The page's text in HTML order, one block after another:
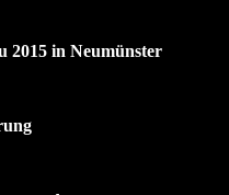
2015 in Neumünster